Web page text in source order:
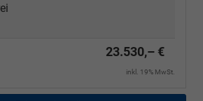
23.530,– €
inkl. 19% MwSt.